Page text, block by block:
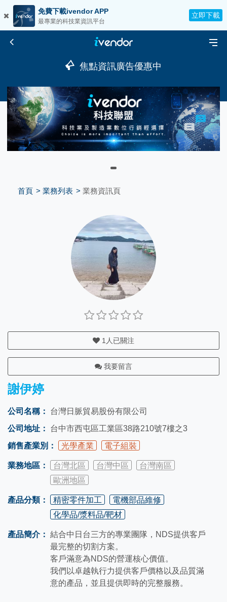
免費下載ivendor APP
最專業的科技業資訊平台
立即下載
焦點資訊廣告優惠中
首頁 業務列表 業務資訊頁
1 人已關注
我要留言
謝伊婷
公司名稱：
台灣日脈貿易股份有限公司
公司地址：
台中市西屯區工業區38路210號7樓之3
銷售產業別：
光學產業 電子組裝
業務地區： 台灣北區 台灣中區
台灣南區
歐洲地區
產品分類： 精密零件加工
電機部品維修
化學品/漿料品/靶材
產品簡介： 結合中日台三方的專業團隊，NDS提供客戶
最完整的切割方案。
客戶滿意為NDS的營運核心價值。
我們以卓越執行力提供客戶價格以及品質滿
意的產品，並且提供即時的完整服務。